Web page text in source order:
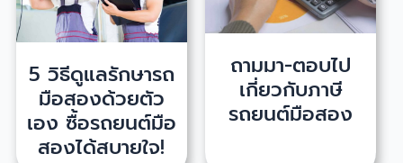
5 วิธีดูแลรักษารถ
มือสองด้วยตัว
เอง ซื้อรถยนต์มือ
สองได้สบายใจ!
ถามมา-ตอบไป
เกี่ยวกับภาษี
รถยนต์มือสอง